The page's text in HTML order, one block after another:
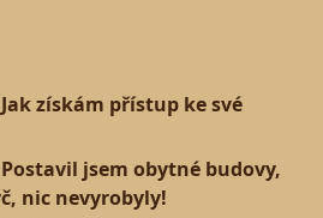
získám přístup ke své
jsem obytné budovy,
nic nevyrobyly!